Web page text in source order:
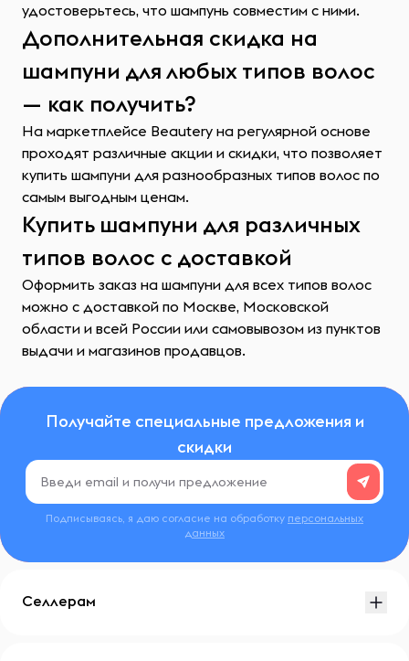
удостоверьтесь, что шампунь совместим с ними.
Дополнительная скидка на
шампуни для любых типов волос
— как получить?
На маркетплейсе Beautery на регулярной основе
проходят различные акции и скидки, что позволяет
купить шампуни для разнообразных типов волос по
самым выгодным ценам.
Купить шампуни для различных
типов волос с доставкой
Оформить заказ на шампуни для всех типов волос
можно с доставкой по Москве, Московской
области и всей России или самовывозом из пунктов
выдачи и магазинов продавцов.
Получайте специальные предложения и
скидки
Подписываясь, я даю согласие на обработку персональных
данных
Селлерам